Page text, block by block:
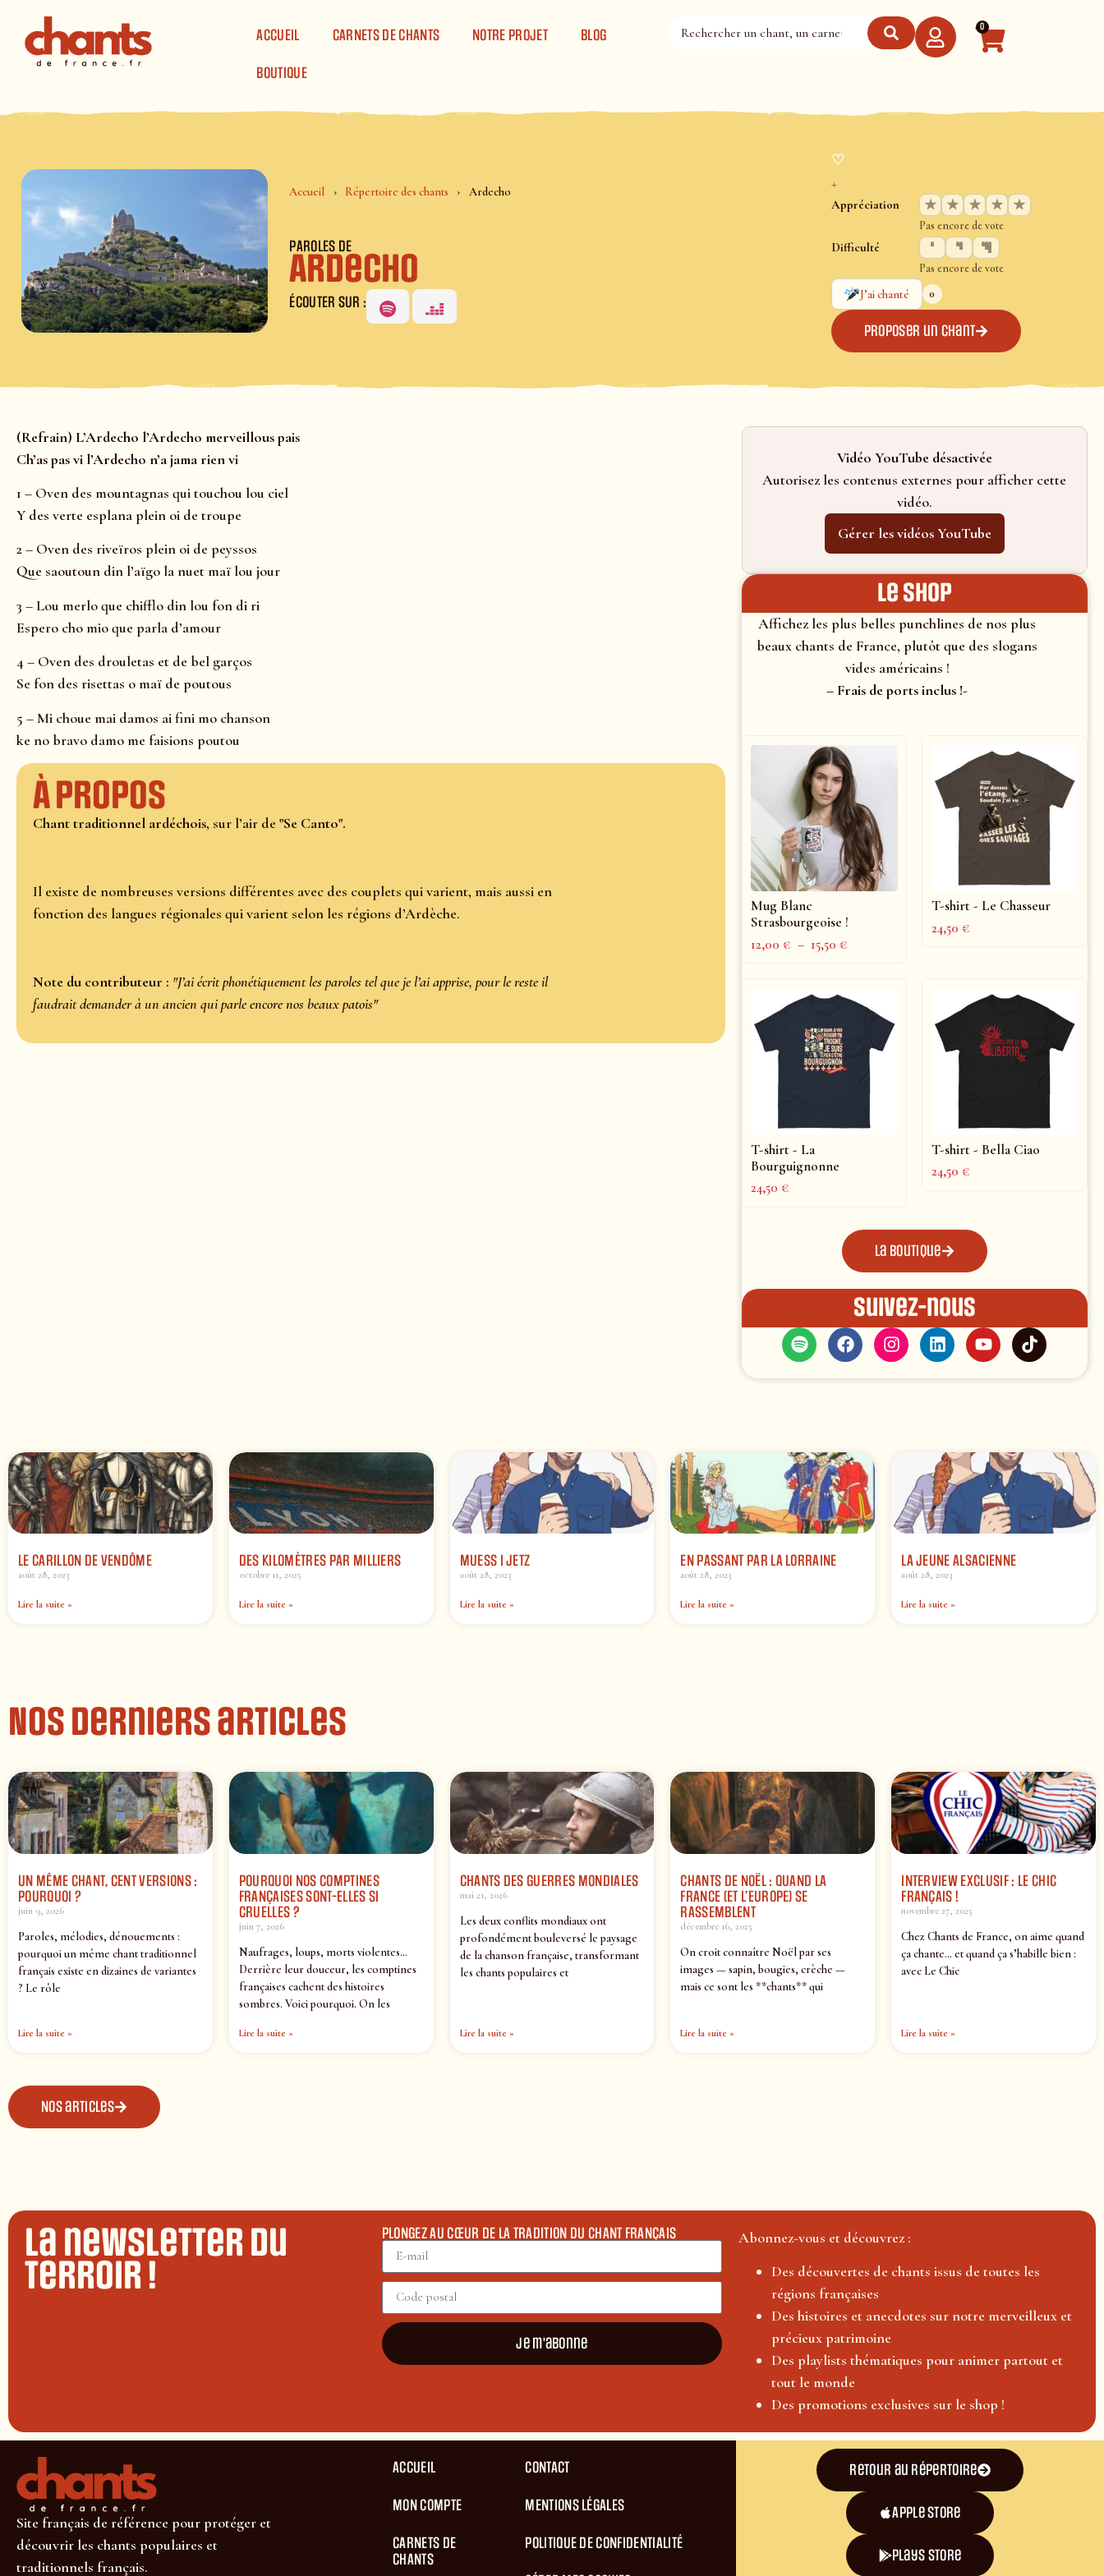
ACCUEIL
CARNETS DE CHANTS NOTRE PROJET BLOG
BOUTIQUE
0
Accueil Répertoire des chants Ardecho
PAROLES DE
Ardecho
ÉCOUTER SUR :
♡
+
Appréciation ★ ★ ★ ★ ★
Pas encore de vote
Difficulté
Pas encore de vote
J’ai chanté
0
Proposer un chant
(Refrain) L’Ardecho l’Ardecho merveillous pais
Ch’as pas vi l’Ardecho n’a jama rien vi
1 – Oven des mountagnas qui touchou lou ciel
Y des verte esplana plein oi de troupe
2 – Oven des riveïros plein oi de peyssos
Que saoutoun din l’aïgo la nuet maï lou jour
3 – Lou merlo que chifflo din lou fon di ri
Espero cho mio que parla d’amour
4 – Oven des drouletas et de bel garços
Se fon des risettas o maï de poutous
5 – Mi choue mai damos ai fini mo chanson
ke no bravo damo me faisions poutou
À propos
Chant traditionnel ardéchois, sur l’air de "Se Canto".
Il existe de nombreuses versions différentes avec des couplets qui varient, mais aussi en
fonction des langues régionales qui varient selon les régions d’Ardèche.
Note du contributeur : "J’ai écrit phonétiquement les paroles tel que je l’ai apprise, pour le reste il
faudrait demander à un ancien qui parle encore nos beaux patois"
Vidéo YouTube désactivée
Autorisez les contenus externes pour afficher cette
vidéo.
Gérer les vidéos YouTube
le shop
Affichez les plus belles punchlines de nos plus
beaux chants de France, plutôt que des slogans
vides américains !
– Frais de ports inclus !-
Mug Blanc
Strasbourgeoise !
12,00€ – 15,50€
T-shirt - Le Chasseur
24,50€
T-shirt - La
Bourguignonne
24,50€
T-shirt - Bella Ciao
24,50€
La boutique
Suivez-nous
LE CARILLON DE VENDÔME
août 28, 2023
Lire la suite »
DES KILOMÈTRES PAR MILLIERS
octobre 11, 2025
Lire la suite »
MUESS I JETZ
août 28, 2023
Lire la suite »
EN PASSANT PAR LA LORRAINE
août 28, 2023
Lire la suite »
LA JEUNE ALSACIENNE
août 28, 2023
Lire la suite »
Nos derniers articles
UN MÊME CHANT, CENT VERSIONS :
POURQUOI ?
juin 9, 2026
Paroles, mélodies, dénouements :
pourquoi un même chant traditionnel
français existe en dizaines de variantes
? Le rôle
Lire la suite »
POURQUOI NOS COMPTINES
FRANÇAISES SONT-ELLES SI
CRUELLES ?
juin 7, 2026
Naufrages, loups, morts violentes…
Derrière leur douceur, les comptines
françaises cachent des histoires
sombres. Voici pourquoi. On les
Lire la suite »
CHANTS DES GUERRES MONDIALES
mai 21, 2026
Les deux conflits mondiaux ont
profondément bouleversé le paysage
de la chanson française, transformant
les chants populaires et
Lire la suite »
CHANTS DE NOËL : QUAND LA
FRANCE (ET L’EUROPE) SE
RASSEMBLENT
décembre 16, 2025
On croit connaître Noël par ses
images — sapin, bougies, crèche —
mais ce sont les **chants** qui
Lire la suite »
INTERVIEW EXCLUSIF : LE CHIC
FRANÇAIS !
novembre 27, 2025
Chez Chants de France, on aime quand
ça chante… et quand ça s’habille bien :
avec Le Chic
Lire la suite »
Nos articles
La newsletter du
terroir !
PLONGEZ AU CŒUR DE LA TRADITION DU CHANT FRANÇAIS
Je m'abonne
Abonnez-vous et découvrez :
Des découvertes de chants issus de toutes les
régions françaises
Des histoires et anecdotes sur notre merveilleux et
précieux patrimoine
Des playlists thématiques pour animer partout et
tout le monde
Des promotions exclusives sur le shop !
Site français de référence pour protéger et
découvrir les chants populaires et
traditionnels français.
ACCUEIL
MON COMPTE
CARNETS DE
CHANTS
CONTACT
MENTIONS LÉGALES
POLITIQUE DE CONFIDENTIALITÉ
Retour au répertoire
Apple Store
plays store